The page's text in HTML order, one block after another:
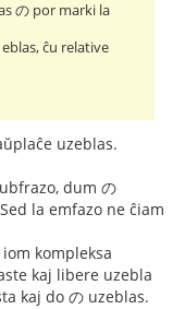
の por marki la
ĉu relative
uzeblas.
dum の
la emfazo ne ĉiam
kompleksa
kaj libere uzebla
kaj do の uzeblas.